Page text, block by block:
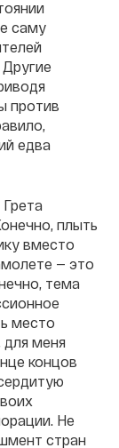
саму
против
едва
плыть
вместо
— это
тема
место
для меня
концов
Не
стран